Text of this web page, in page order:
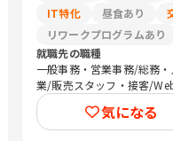
IT特化
昼食あり
リワークプログラムあり
就職先の職種
一般事務・営業事務/総務
業/販売スタッフ・接客/
掃/農作業
気になる